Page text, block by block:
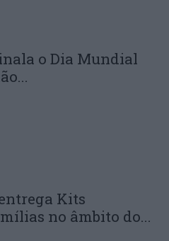
o Dia Mundial
Kits
no âmbito do...